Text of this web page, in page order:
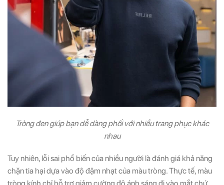
Tròng đen giúp bạn dễ dàng phối với nhiều trang phục khác
nhau
Tuy nhiên, lỗi sai phổ biến của nhiều người là đánh giá khả năng
chặn tia hại dựa vào độ đậm nhạt của màu tròng. Thực tế, màu